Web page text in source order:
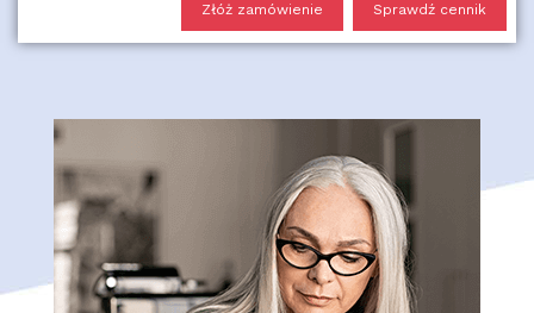
Złóż zamówienie Sprawdź cennik